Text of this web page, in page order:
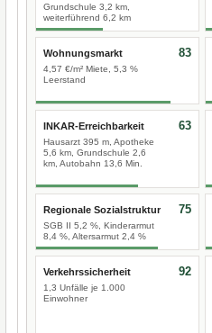
Grundschule 3,2 km,
weiterführend 6,2 km
Wohnungsmarkt
4,57 €/m² Miete, 5,3 %
Leerstand
83
INKAR-Erreichbarkeit
Hausarzt 395 m, Apotheke
5,6 km, Grundschule 2,6
km, Autobahn 13,6 Min.
63
Regionale Sozialstruktur
SGB II 5,2 %, Kinderarmut
8,4 %, Altersarmut 2,4 %
75
Verkehrssicherheit
1,3 Unfälle je 1.000
Einwohner
92